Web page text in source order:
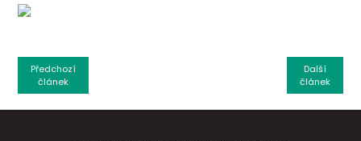
Další
článek
Předchozí
článek